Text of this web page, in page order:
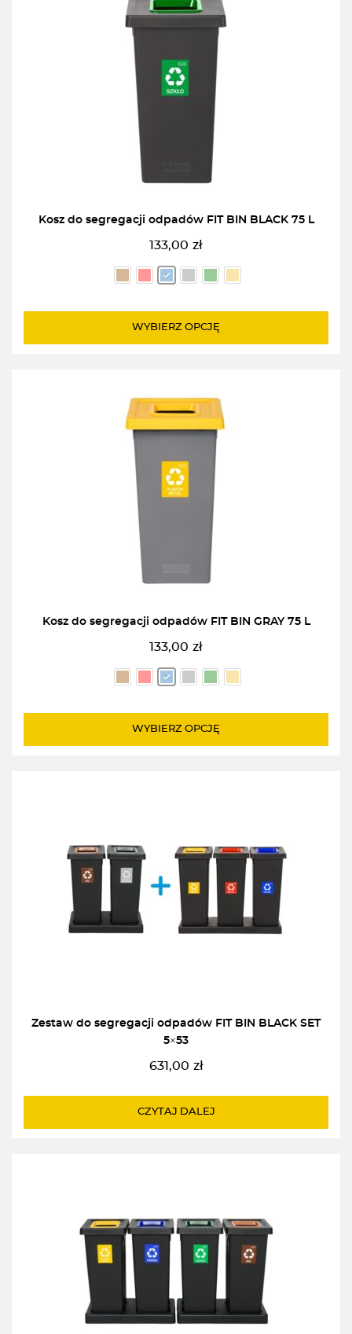
Kosz do segregacji odpadów FIT BIN BLACK 75 L
133,00 zł
WYBIERZ OPCJĘ
Kosz do segregacji odpadów FIT BIN GRAY 75 L
133,00 zł
WYBIERZ OPCJĘ
Zestaw do segregacji odpadów FIT BIN BLACK SET
5×53
631,00 zł
CZYTAJ DALEJ